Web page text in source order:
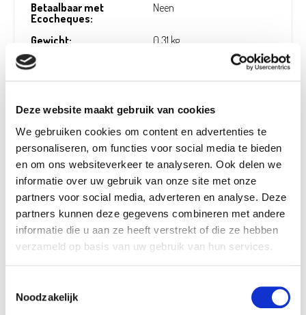
Deze website maakt gebruik van cookies
We gebruiken cookies om content en advertenties te
personaliseren, om functies voor social media te bieden
en om ons websiteverkeer te analyseren. Ook delen we
informatie over uw gebruik van onze site met onze
partners voor social media, adverteren en analyse. Deze
partners kunnen deze gegevens combineren met andere
informatie die u aan ze heeft verstrekt of die ze hebben
verzameld op basis van uw gebruik van hun services.
Noodzakelijk
Betaalbaar met
Ecocheques:
Neen
Gewicht:
0,31 kg
Hoogte (cm):
Breedte (cm):
21 cm
Lengte (cm):
21 cm
Diameter (cm):
0 cm
Material:
Email, Metaal
Artikel nummer:
826967
Verantwoordelijk marktdeelnemer in de EU !